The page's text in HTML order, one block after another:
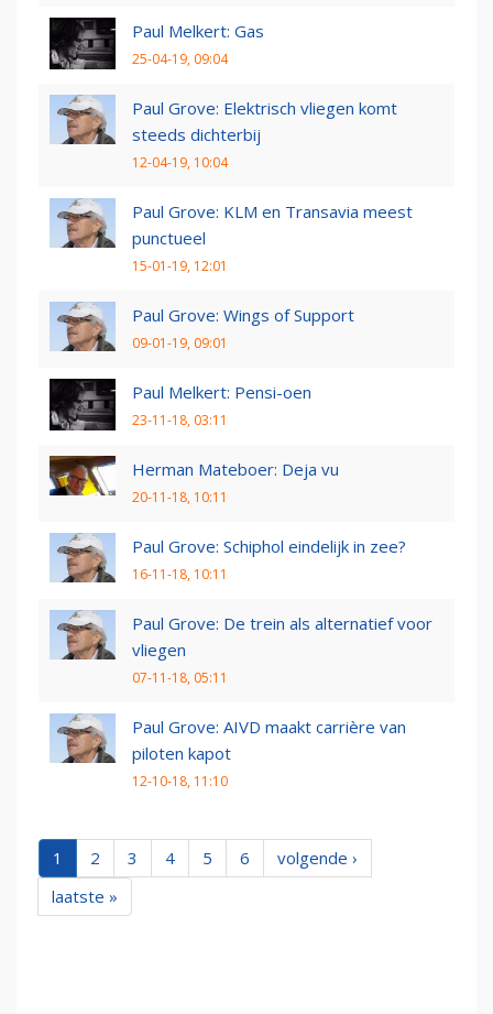
Paul Melkert: Gas
25-04-19, 09:04
Paul Grove: Elektrisch vliegen komt
steeds dichterbij
12-04-19, 10:04
Paul Grove: KLM en Transavia meest
punctueel
15-01-19, 12:01
Paul Grove: Wings of Support
09-01-19, 09:01
Paul Melkert: Pensi-oen
23-11-18, 03:11
Herman Mateboer: Deja vu
20-11-18, 10:11
Paul Grove: Schiphol eindelijk in zee?
16-11-18, 10:11
Paul Grove: De trein als alternatief voor
vliegen
07-11-18, 05:11
Paul Grove: AIVD maakt carrière van
piloten kapot
12-10-18, 11:10
1 2 3 4 5 6
volgende ›
laatste »